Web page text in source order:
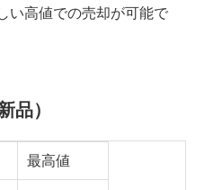
い高値での売却が可能で
品）
最高値